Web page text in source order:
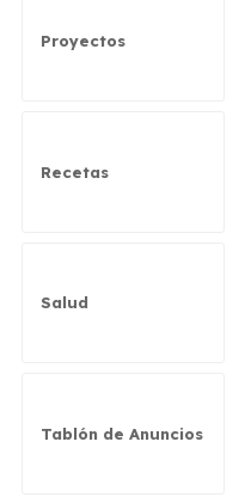
Proyectos
Recetas
Salud
Tablón de Anuncios